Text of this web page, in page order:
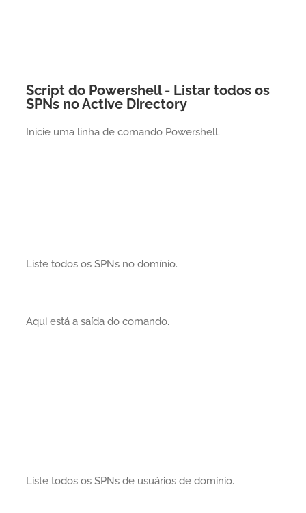
Script do Powershell - Listar todos os
SPNs no Active Directory
Inicie uma linha de comando Powershell.
Liste todos os SPNs no domínio.
Aqui está a saída do comando.
Liste todos os SPNs de usuários de domínio.